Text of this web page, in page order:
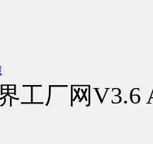
工厂网V3.6